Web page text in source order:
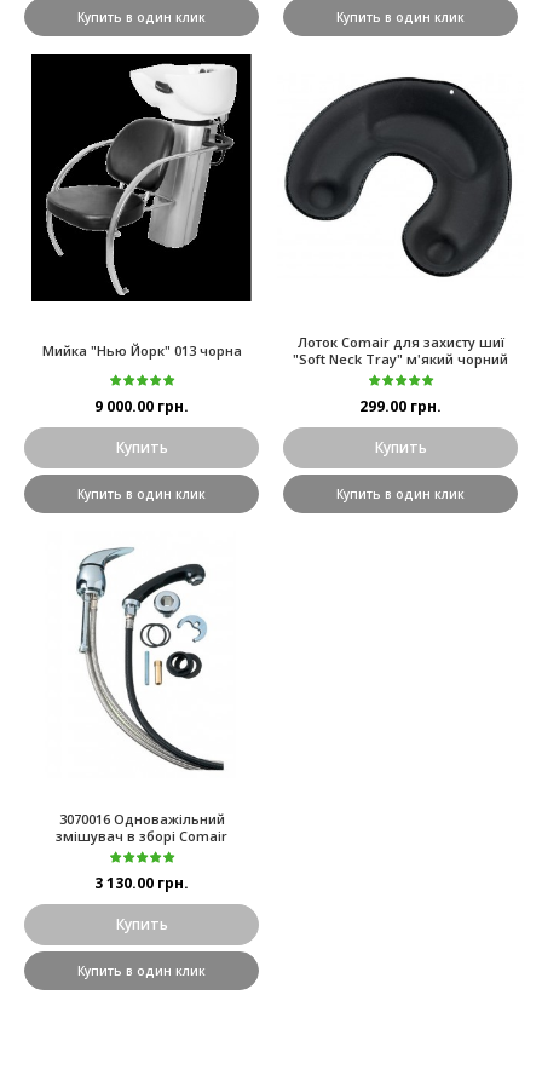
Купить в один клик Купить в один клик
Мийка "Нью Йорк" 013 чорна
9 000.00 грн.
Купить
Купить в один клик
Лоток Comair для захисту шиї
"Soft Neck Tray" м'який чорний
299.00 грн.
Купить
Купить в один клик
3070016 Одноважільний
змішувач в зборі Comair
3 130.00 грн.
Купить
Купить в один клик